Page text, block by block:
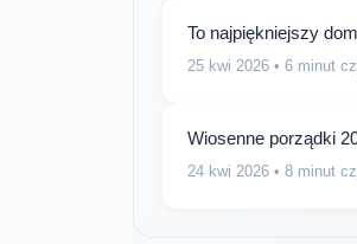
To najpiękniejszy
25 kwi 2026 • 6 minut
Wiosenne porządki
24 kwi 2026 • 8 minut